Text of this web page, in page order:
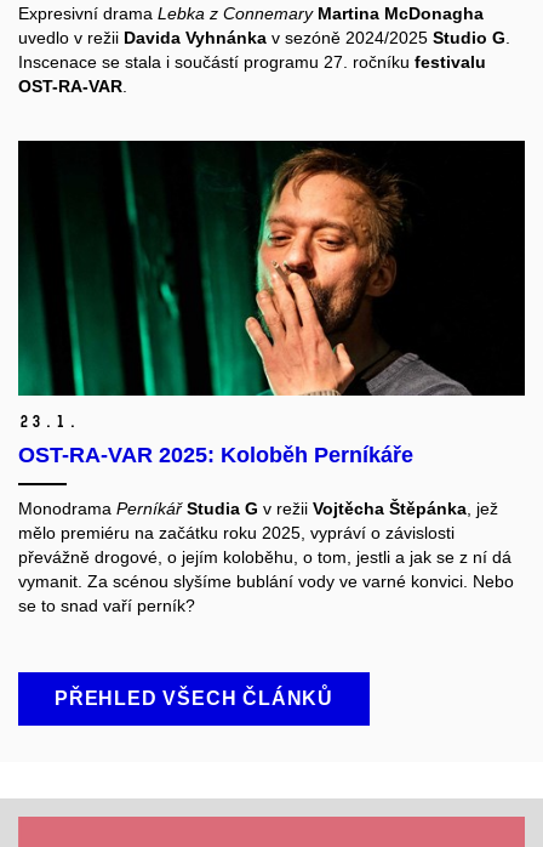
Expresivní drama Lebka z Connemary Martina McDonagha
uvedlo v režii Davida Vyhnánka v sezóně 2024/2025 Studio G
Inscenace se stala i součástí programu 27. ročníku festivalu
OST-RA-VAR
23. 1.
OST-RA-VAR 2025: Koloběh Perníkáře
Monodrama PerníkářStudia G v režii Vojtěcha Štěpánka , jež
mělo premiéru na začátku roku 2025, vypráví o závislosti
převážně drogové, o jejím koloběhu, o tom, jestli a jak se z ní dá
vymanit. Za scénou slyšíme bublání vody ve varné konvici. Nebo
se to snad vaří perník?
PŘEHLED VŠECH ČLÁNKŮ